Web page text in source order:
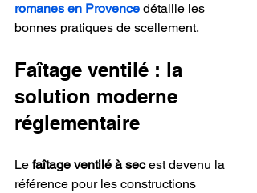
romanes en Provence détaille les
bonnes pratiques de scellement.
Faîtage ventilé : la
solution moderne
réglementaire
Le faîtage ventilé à sec est devenu la
référence pour les constructions